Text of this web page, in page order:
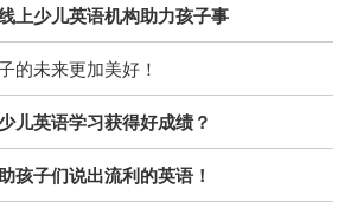
上少儿英语机构助力孩子事
的未来更加美好！
儿英语学习获得好成绩？
孩子们说出流利的英语！